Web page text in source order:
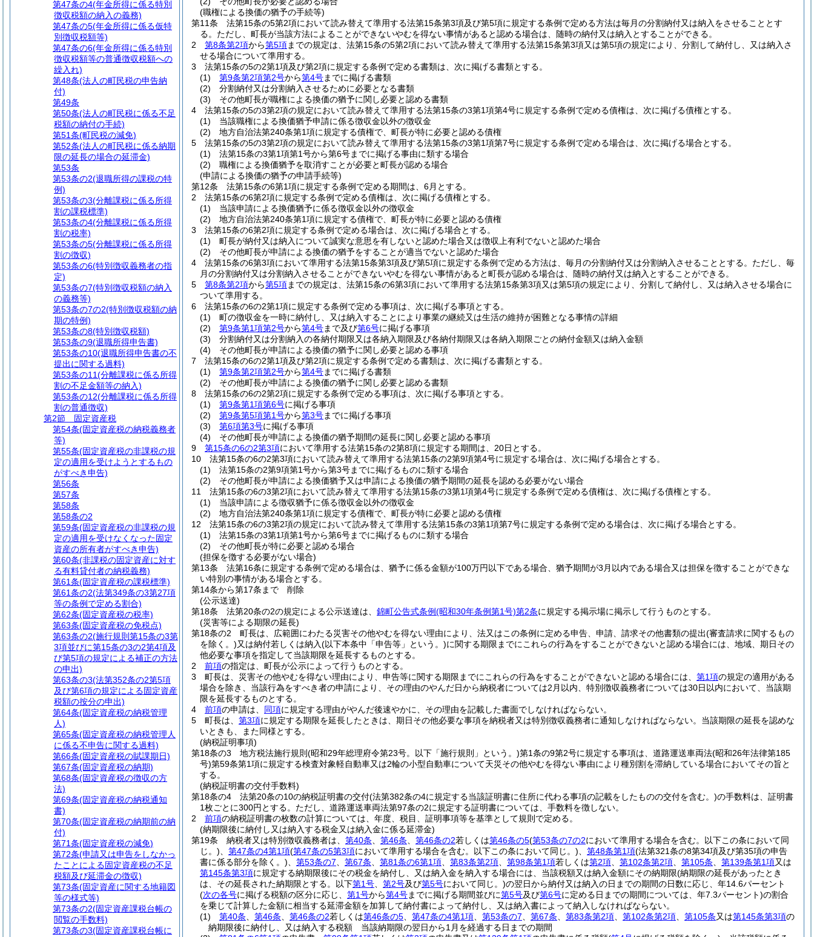
(職権による換価の猶予の手続等)
第11条
法第15条の5第2項において読み替えて準用する法第15条第3項及び第5項に規定する条例で定める方法は毎月の分割納付又は納入をさせることとす
る。 ただし、町長が当該方法によることができないやむを得ない事情があると認める場合は、随時の納付又は納入とすることができる。
2
第8条第2項から第5項までの規定は、法第15条の5第2項において読み替えて準用する法第15条第3項又は第5項の規定により、分割して納付し、又は納入さ
せる場合について準用する。
3
法第15条の5の2第1項及び第2項に規定する条例で定める書類は、次に掲げる書類とする。
(1)
第9条第2項第2号から第4号までに掲げる書類
(2)
分割納付又は分割納入させるために必要となる書類
(3)
その他町長が職権による換価の猶予に関し必要と認める書類
4
法第15条の5の3第2項の規定において読み替えて準用する法第15条の3第1項第4号に規定する条例で定める債権は、次に掲げる債権とする。
(1)
当該職権による換価猶予申請に係る徴収金以外の徴収金
(2)
地方自治法第240条第1項に規定する債権で、町長が特に必要と認める債権
5
法第15条の5の3第2項の規定において読み替えて準用する法第15条の3第1項第7号に規定する条例で定める場合は、次に掲げる場合とする。
(1)
法第15条の3第1項第1号から第6号までに掲げる事由に類する場合
(2)
職権による換価猶予を取消すことが必要と町長が認める場合
(申請による換価の猶予の申請手続等)
第12条
法第15条の6第1項に規定する条例で定める期間は、6月とする。
2
法第15条の6第2項に規定する条例で定める債権は、次に掲げる債権とする。
(1)
当該申請による換価猶予に係る徴収金以外の徴収金
(2)
地方自治法第240条第1項に規定する債権で、町長が特に必要と認める債権
3
法第15条の6第2項に規定する条例で定める場合は、次に掲げる場合とする。
(1)
町長が納付又は納入について誠実な意思を有しないと認めた場合又は徴収上有利でないと認めた場合
(2)
その他町長が申請による換価の猶予をすることが適当でないと認めた場合
4
法第15条の6第3項において準用する法第15条第3項及び第5項に規定する条例で定める方法は、毎月の分割納付又は分割納入させることとする。 ただし、毎
月の分割納付又は分割納入させることができないやむを得ない事情があると町長が認める場合は、随時の納付又は納入とすることができる。
5
第8条第2項から第5項までの規定は、法第15条の6第3項において準用する法第15条第3項又は第5項の規定により、分割して納付し、又は納入させる場合に
ついて準用する。
6
法第15条の6の2第1項に規定する条例で定める事項は、次に掲げる事項とする。
(1)
町の徴収金を一時に納付し、又は納入することにより事業の継続又は生活の維持が困難となる事情の詳細
(2)
第9条第1項第2号から第4号まで及び第6号に掲げる事項
(3)
分割納付又は分割納入の各納付期限又は各納入期限及び各納付期限又は各納入期限ごとの納付金額又は納入金額
(4)
その他町長が申請による換価の猶予に関し必要と認める事項
7
法第15条の6の2第1項及び第2項に規定する条例で定める書類は、次に掲げる書類とする。
(1)
第9条第2項第2号から第4号までに掲げる書類
(2)
その他町長が申請による換価の猶予に関し必要と認める書類
8
法第15条の6の2第2項に規定する条例で定める事項は、次に掲げる事項とする。
(1)
第9条第1項第6号に掲げる事項
(2)
第9条第5項第1号から第3号までに掲げる事項
(3)
第6項第3号に掲げる事項
(4)
その他町長が申請による換価の猶予期間の延長に関し必要と認める事項
9
第15条の6の2第3項において準用する法第15条の2第8項に規定する期間は、20日とする。
10
法第15条の6の2第3項において読み替えて準用する法第15条の2第9項第4号に規定する場合は、次に掲げる場合とする。
(1)
法第15条の2第9項第1号から第3号までに掲げるものに類する場合
(2)
その他町長が申請による換価猶予又は申請による換価の猶予期間の延長を認める必要がない場合
11
法第15条の6の3第2項において読み替えて準用する法第15条の3第1項第4号に規定する条例で定める債権は、次に掲げる債権とする。
(1)
当該申請による徴収猶予に係る徴収金以外の徴収金
(2)
地方自治法第240条第1項に規定する債権で、町長が特に必要と認める債権
12
法第15条の6の3第2項の規定において読み替えて準用する法第15条の3第1項第7号に規定する条例で定める場合は、次に掲げる場合とする。
(1)
法第15条の3第1項第1号から第6号までに掲げるものに類する場合
(2)
その他町長が特に必要と認める場合
(担保を徴する必要がない場合)
第13条
法第16条に規定する条例で定める場合は、猶予に係る金額が100万円以下である場合、猶予期間が3月以内である場合又は担保を徴することができな
い特別の事情がある場合とする。
第14条から第17条まで
削除
(公示送達)
第18条
法第20条の2の規定による公示送達は、 錦町公告式条例(昭和30年条例第1号)第2条に規定する掲示場に掲示して行うものとする。
(災害等による期限の延長)
第18条の2
町長は、広範囲にわたる災害その他やむを得ない理由により、法又はこの条例に定める申告、申請、請求その他書類の提出(審査請求に関するもの
を除く。)又は納付若しくは納入(以下本条中「申告等」という。)に関する期限までにこれらの行為をすることができないと認める場合には、地域、期日その
他必要な事項を指定して当該期限を延長するものとする。
2
前項の指定は、町長が公示によって行うものとする。
3
町長は、災害その他やむを得ない理由により、申告等に関する期限までにこれらの行為をすることができないと認める場合には、 第1項の規定の適用がある
場合を除き、当該行為をすべき者の申請により、その理由のやんだ日から納税者については2月以内、特別徴収義務者については30日以内において、当該期
限を延長するものとする。
4
前項の申請は、 同項に規定する理由がやんだ後速やかに、その理由を記載した書面でしなければならない。
5
町長は、 第3項に規定する期限を延長したときは、期日その他必要な事項を納税者又は特別徴収義務者に通知しなければならない。 当該期限の延長を認めな
いときも、また同様とする。
(納税証明事項)
第18条の3
地方税法施行規則 (昭和29年総理府令第23号。以下「施行規則」という。)第1条の9第2号に規定する事項は、道路運送車両法(昭和26年法律第185
号)第59条第1項に規定する検査対象軽自動車又は2輪の小型自動車について天災その他やむを得ない事由により種別割を滞納している場合においてその旨と
する。
(納税証明書の交付手数料)
第18条の4
法第20条の10の納税証明書の交付(法第382条の4に規定する当該証明書に住所に代わる事項の記載をしたものの交付を含む。)の手数料は、証明書
1枚ごとに300円とする。 ただし、道路運送車両法第97条の2に規定する証明書については、手数料を徴しない。
2
前項の納税証明書の枚数の計算については、年度、税目、証明事項等を基準として規則で定める。
(納期限後に納付し又は納入する税金又は納入金に係る延滞金)
第19条
納税者又は特別徴収義務者は、 第40条 第46条 第46条の2若しくは第46条の5(第53条の7の2において準用する場合を含む。以下この条において同
じ。)
第47条の4第1項(第47条の5第3項において準用する場合を含む。以下この条において同じ。) 第48条第1項(法第321条の8第34項及び第35項の申告
書に係る部分を除く。)
第53条の7 第67条 第81条の6第1項 第83条第2項 第98条第1項若しくは第2項 第102条第2項 第105条 第139条第1項又は
第145条第3項に規定する納期限後にその税金を納付し、又は納入金を納入する場合には、当該税額又は納入金額にその納期限(納期限の延長があったとき
は、その延長された納期限とする。以下第1号 第2号及び第5号において同じ。)の翌日から納付又は納入の日までの期間の日数に応じ、年14.6パーセント
(次の各号に掲げる税額の区分に応じ、 第1号から第4号までに掲げる期間並びに第5号及び第6号に定める日までの期間については、年7.3パーセント)の割合
を乗じて計算した金額に相当する延滞金額を加算して納付書によって納付し、又は納入書によって納入しなければならない。
(1)
第40条 第46条 第46条の2若しくは第46条の5 第47条の4第1項 第53条の7 第67条 第83条第2項 第102条第2項 第105条又は第145条第3項の
納期限後に納付し、又は納入する税額 当該納期限の翌日から1月を経過する日までの期間
第47条の4(年金所得に係る特別
徴収税額の納入の義務)
第47条の5(年金所得に係る仮特
別徴収税額等)
第47条の6(年金所得に係る特別
徴収税額等の普通徴収税額への
繰入れ)
第48条(法人の町民税の申告納
付)
第49条
第50条(法人の町民税に係る不足
税額の納付の手続)
第51条(町民税の減免)
第52条(法人の町民税に係る納期
限の延長の場合の延滞金)
第53条
第53条の2(退職所得の課税の特
例)
第53条の3(分離課税に係る所得
割の課税標準)
第53条の4(分離課税に係る所得
割の税率)
第53条の5(分離課税に係る所得
割の徴収)
第53条の6(特別徴収義務者の指
定)
第53条の7(特別徴収税額の納入
の義務等)
第53条の7の2(特別徴収税額の納
期の特例)
第53条の8(特別徴収税額)
第53条の9(退職所得申告書)
第53条の10(退職所得申告書の不
提出に関する過料)
第53条の11(分離課税に係る所得
割の不足金額等の納入)
第53条の12(分離課税に係る所得
割の普通徴収)
第2節
固定資産税
第54条(固定資産税の納税義務者
等)
第55条(固定資産税の非課税の規
定の適用を受けようとするもの
がすべき申告)
第56条
第57条
第58条
第58条の2
第59条(固定資産税の非課税の規
定の適用を受けなくなった固定
資産の所有者がすべき申告)
第60条(非課税の固定資産に対す
る有料貸付者の納税義務)
第61条(固定資産税の課税標準)
第61条の2(法第349条の3第27項
等の条例で定める割合)
第62条(固定資産税の税率)
第63条(固定資産税の免税点)
第63条の2(施行規則第15条の3第
3項並びに第15条の3の2第4項及
び第5項の規定による補正の方法
の申出)
第63条の3(法第352条の2第5項
及び第6項の規定による固定資産
税額の按分の申出)
第64条(固定資産税の納税管理
人)
第65条(固定資産税の納税管理人
に係る不申告に関する過料)
第66条(固定資産税の賦課期日)
第67条(固定資産税の納期)
第68条(固定資産税の徴収の方
法)
第69条(固定資産税の納税通知
書)
第70条(固定資産税の納期前の納
付)
第71条(固定資産税の減免)
第72条(申請又は申告をしなかっ
たことによる固定資産税の不足
税額及び延滞金の徴収)
第73条(固定資産に関する地籍図
等の様式等)
第73条の2(固定資産課税台帳の
閲覧の手数料)
第73条の3(固定資産課税台帳に